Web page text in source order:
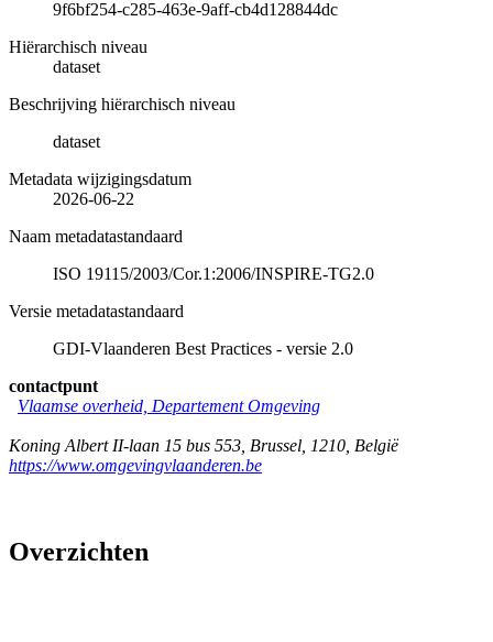
9f6bf254-c285-463e-9aff-cb4d128844dc
Hiërarchisch niveau
dataset
Beschrijving hiërarchisch niveau
dataset
Metadata wijzigingsdatum
2026-06-22
Naam metadatastandaard
ISO 19115/2003/Cor.1:2006/INSPIRE-TG2.0
Versie metadatastandaard
GDI-Vlaanderen Best Practices - versie 2.0
contactpunt
Vlaamse overheid, Departement Omgeving
Koning Albert II-laan 15 bus 553 Brussel 1210 België
https://www.omgevingvlaanderen.be
Overzichten